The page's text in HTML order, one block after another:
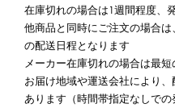
在庫切れの場合は1週間程度、
他商品と同時にご注文の場合
の配送日程となります
メーカー在庫切れの場合は最
お届け地域や運送会社により
あります（時間帯指定なしでの